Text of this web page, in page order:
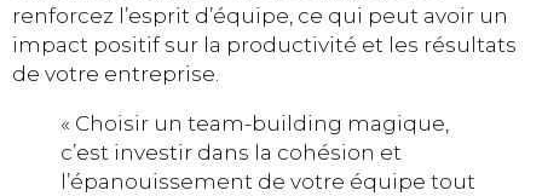
renforcez l’esprit d’équipe, ce qui peut avoir un
impact positif sur la productivité et les résultats
de votre entreprise.
« Choisir un team-building magique,
c’est investir dans la cohésion et
l’épanouissement de votre équipe tout